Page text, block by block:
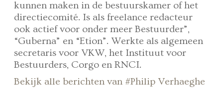
kunnen maken in de bestuurskamer of het
directiecomité. Is als freelance redacteur
ook actief voor onder meer Bestuurder”,
“Guberna” en “Etion”. Werkte als algemeen
secretaris voor VKW, het Instituut voor
Bestuurders, Corgo en RNCI.
Bekijk alle berichten van #Philip Verhaeghe